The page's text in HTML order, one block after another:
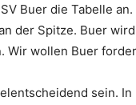
Buer die Tabelle
der Spitze. Buer
Wir wollen Buer
sein.